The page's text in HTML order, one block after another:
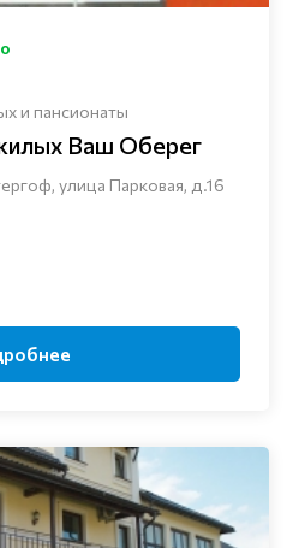
и пансионаты
Ваш Оберег
улица Парковая, д.16